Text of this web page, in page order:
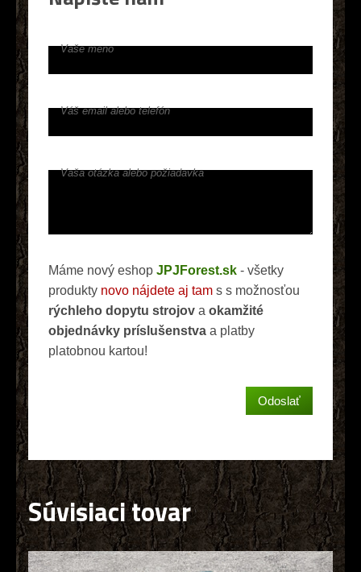
Vaše meno
Váš email alebo telefón
Vaša otázka alebo požiadavka
Máme nový eshop JPJForest.sk - všetky
produkty novo nájdete aj tam s s možnosťou
rýchleho dopytu strojov a okamžité
objednávky príslušenstva a platby
platobnou kartou!
Súvisiaci tovar